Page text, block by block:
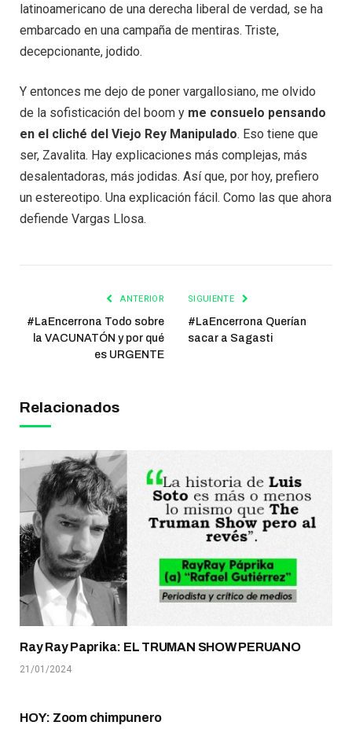
latinoamericano de una derecha liberal de verdad, se ha
embarcado en una campaña de mentiras. Triste,
decepcionante, jodido.
Y entonces me dejo de poner vargallosiano, me olvido
de la sofisticación del boom y me consuelo pensando
en el cliché del Viejo Rey Manipulado. Eso tiene que
ser, Zavalita. Hay explicaciones más complejas, más
desalentadoras, más jodidas. Así que, por hoy, prefiero
un estereotipo. Una explicación fácil. Como las que ahora
defiende Vargas Llosa.
ANTERIOR
#LaEncerrona Todo sobre
la VACUNATÓN y por qué
es URGENTE
SIGUIENTE
#LaEncerrona Querían
sacar a Sagasti
Relacionados
Ray Ray Paprika: EL TRUMAN SHOW PERUANO
21/01/2024
HOY: Zoom chimpunero